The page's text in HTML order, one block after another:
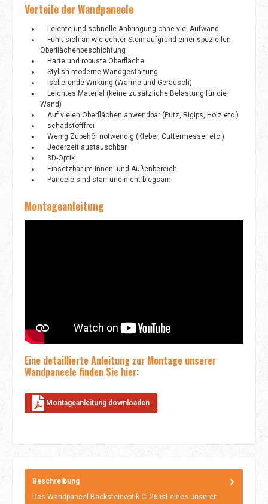
Vorteile der Wandpaneele
Leichte und schnelle Anbringung ohne viel Aufwand
Fühlt sich an wie echter Stein aufgrund einer speziellen
Oberflächenbeschichtung
Harte und robuste Oberfläche
Stylish moderne Wandgestaltung
Isolierende Wirkung (Wärme und Geräusch)
Leichtes Material (keine zusätzliche Belastung für die
Wand)
Auf vielen Oberflächen anwendbar (Putz, Rigips, Holz etc.)
schadstofffrei
Wenig Zubehör notwendig (Kleber, Cuttermesser etc.)
Jederzeit austauschbar
3D-Optik
Einsetzbar im Innen- und Außenbereich
Paneele sind starr und nicht biegsam
Montageanleitung
Eine detaillierte Anleitung zur Montage unserer
Wandpaneele finden Sie hier:
Montageanleitung downloaden
Beschreibung
Das Wandpaneel Backsteinoptik CL26 ist eines unserer